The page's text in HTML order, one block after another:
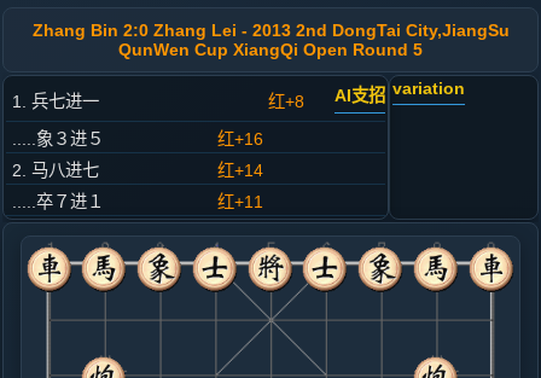
Zhang Bin 2:0 Zhang Lei - 2013 2nd DongTai City,JiangSu
QunWen Cup XiangQi Open Round 5
1. 兵七进一 红+8 AI支招
.....象３进５
红+16
2. 马八进七
红+14
.....卒７进１
红+11
3. 炮二平六
红+5
.....马８进７
红+4
4. 马二进三
红+1
.....马２进４
红+45
5. 车一平二
红+36
variation